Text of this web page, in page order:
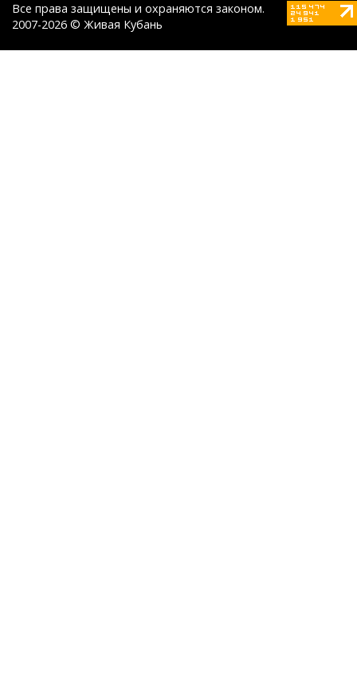
Все права защищены и охраняются законом.
2007-2026 © Живая Кубань